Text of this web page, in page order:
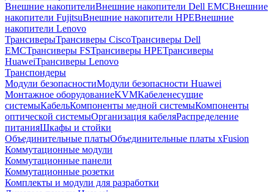
Внешние накопителиВнешние накопители Dell EMCВнешние
накопители FujitsuВнешние накопители HPEВнешние
накопители Lenovo
ТрансиверыТрансиверы CiscoТрансиверы Dell
EMCТрансиверы FSТрансиверы HPEТрансиверы
HuaweiТрансиверы Lenovo
Транспондеры
Модули безопасностиМодули безопасности Huawei
Монтажное оборудованиеKVMКабеленесущие
системыКабельКомпоненты медной системыКомпоненты
оптической системыОрганизация кабеляРаспределение
питанияШкафы и стойки
Объединительные платыОбъединительные платы xFusion
Коммутационные модули
Коммутационные панели
Коммутационные розетки
Комплекты и модули для разработки